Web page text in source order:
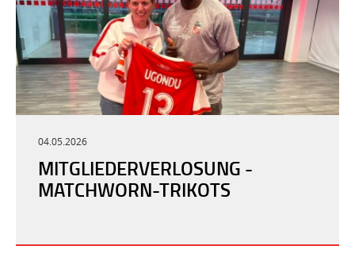
04.05.2026
MITGLIEDERVERLOSUNG -
MATCHWORN-TRIKOTS